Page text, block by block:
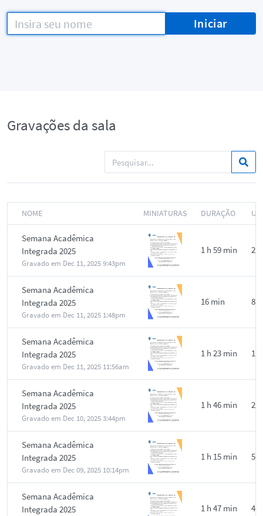
Iniciar
Gravações da sala
NOME MINIATURAS DURAÇÃO
Semana Acadêmica
Integrada 2025
Gravado em Dec 11, 2025 9:43pm
1 h 59 min 21
Semana Acadêmica
Integrada 2025
Gravado em Dec 11, 2025 1:48pm
16 min 8
Semana Acadêmica
Integrada 2025
Gravado em Dec 11, 2025 11:56am
1 h 23 min 17
Semana Acadêmica
Integrada 2025
Gravado em Dec 10, 2025 3:44pm
1 h 46 min 29
Semana Acadêmica
Integrada 2025
Gravado em Dec 09, 2025 10:14pm
1 h 15 min 51
Semana Acadêmica
Integrada 2025
1 h 47 min 45